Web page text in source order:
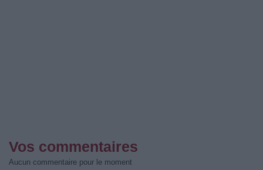
Vos commentaires
Aucun commentaire pour le moment